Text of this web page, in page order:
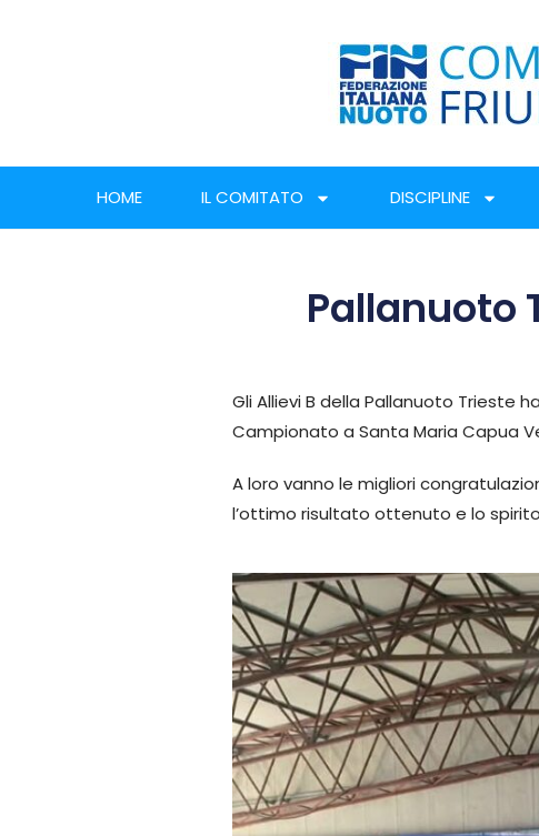
HOME IL COMITATO DISCIPLINE
Pallanuoto
Gli Allievi B della Pallanuoto Trieste
Campionato a Santa Maria Capua
A loro vanno le migliori
l’ottimo risultato ottenuto e lo